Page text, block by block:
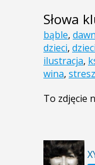
Słowa
bąble,
dzieci,
ilustracja,
wina,
To zdjęcie